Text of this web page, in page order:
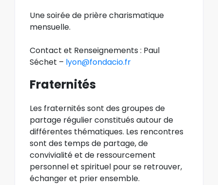
Une soirée de prière charismatique
mensuelle.
Contact et Renseignements : Paul
Séchet – lyon@fondacio.fr
Fraternités
Les fraternités sont des groupes de
partage régulier constitués autour de
différentes thématiques. Les rencontres
sont des temps de partage, de
convivialité et de ressourcement
personnel et spirituel pour se retrouver,
échanger et prier ensemble.